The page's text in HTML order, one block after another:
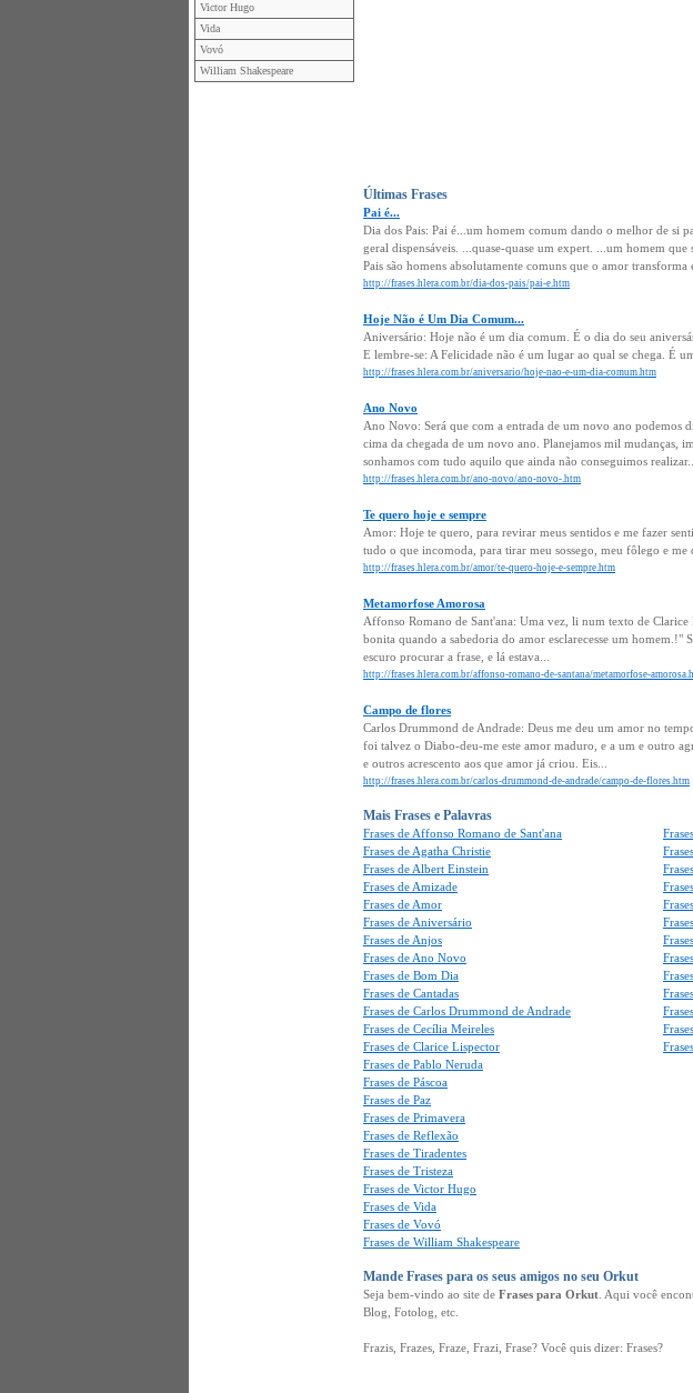
Victor Hugo
Vida
Vovó
William Shakespeare
Últimas Frases
Pai é...
Dia dos Pais: Pai é...um homem comum dando o melhor de si
geral dispensáveis. ...quase-quase um expert. ...um homem
Pais são homens absolutamente comuns que o amor
http://frases.hlera.com.br/dia-dos-pais/pai-e.htm
Hoje Não é Um Dia Comum...
Aniversário: Hoje não é um dia comum. É o dia do seu
E lembre-se: A Felicidade não é um lugar ao qual se chega. É
http://frases.hlera.com.br/aniversario/hoje-nao-e-um-dia-comum.htm
Ano Novo
Ano Novo: Será que com a entrada de um novo ano podemos
cima da chegada de um novo ano. Planejamos mil mudanças,
sonhamos com tudo aquilo que ainda não conseguimos realizar....
http://frases.hlera.com.br/ano-novo/ano-novo-.htm
Te quero hoje e sempre
Amor: Hoje te quero, para revirar meus sentidos e me fazer
tudo o que incomoda, para tirar meu sossego, meu fôlego e
http://frases.hlera.com.br/amor/te-quero-hoje-e-sempre.htm
Metamorfose Amorosa
Affonso Romano de Sant'ana: Uma vez, li num texto de
bonita quando a sabedoria do amor esclarecesse um
escuro procurar a frase, e lá estava...
http://frases.hlera.com.br/affonso-romano-de-santana/metamorfose-
Campo de flores
Carlos Drummond de Andrade: Deus me deu um amor no
foi talvez o Diabo-deu-me este amor maduro, e a um e outro
e outros acrescento aos que amor já criou. Eis...
http://frases.hlera.com.br/carlos-drummond-de-andrade/campo-de-flores.htm
Mais Frases e Palavras
Frases de Affonso Romano de Sant'ana
Frases de Agatha Christie
Frases de Albert Einstein
Frases de Amizade
Frases de Amor
Frases de Aniversário
Frases de Anjos
Frases de Ano Novo
Frases de Bom Dia
Frases de Cantadas
Frases de Carlos Drummond de Andrade
Frases de Cecília Meireles
Frases de Clarice Lispector
Frases de Pablo Neruda
Frases de Páscoa
Frases de Paz
Frases de Primavera
Frases de Reflexão
Frases de Tiradentes
Frases de Tristeza
Frases de Victor Hugo
Frases de Vida
Frases de Vovó
Frases de William Shakespeare
Mande Frases para os seus amigos no seu Orkut
Seja bem-vindo ao site de Frases para Orkut . Aqui você
Blog, Fotolog, etc.
Frazis, Frazes, Fraze, Frazi, Frase? Você quis dizer: Frases?